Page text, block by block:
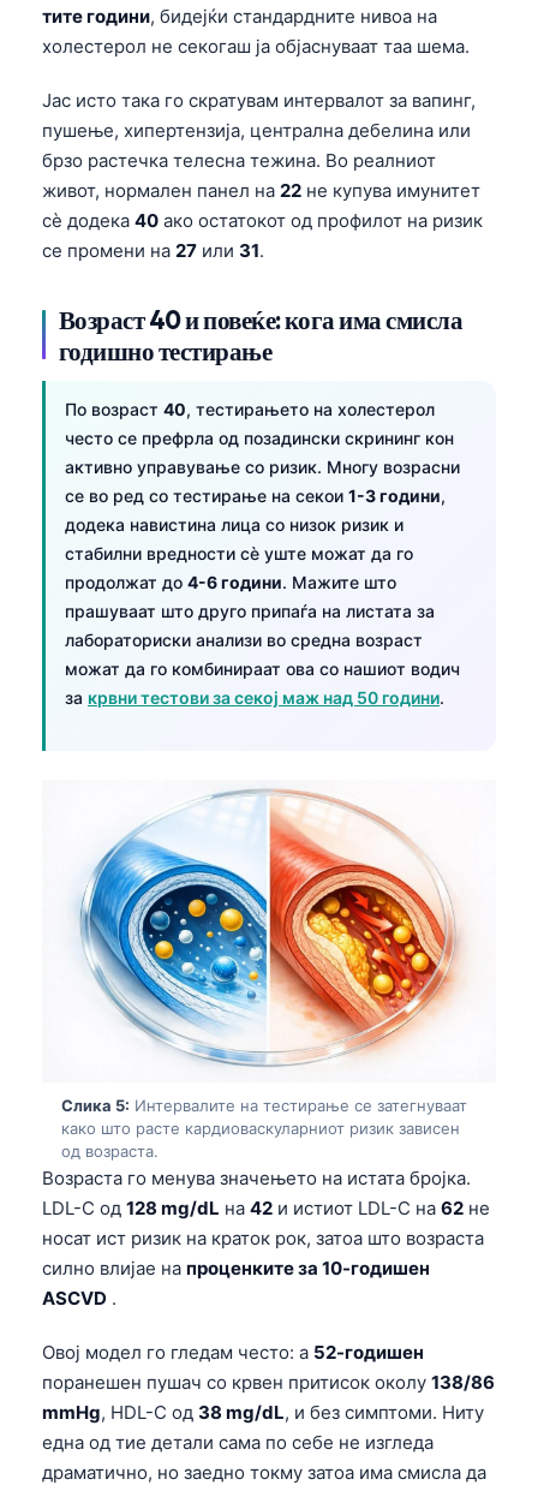
тите години, бидејќи стандардните нивоа на
холестерол не секогаш ја објаснуваат таа шема.
Јас исто така го скратувам интервалот за вапинг,
пушење, хипертензија, централна дебелина или
брзо растечка телесна тежина. Во реалниот
живот, нормален панел на 22 не купува имунитет
сè додека 40 ако остатокот од профилот на ризик
се промени на 27 или 31.
Возраст 40 и повеќе: кога има смисла
годишно тестирање
По возраст 40, тестирањето на холестерол
често се префрла од позадински скрининг кон
активно управување со ризик. Многу возрасни
се во ред со тестирање на секои 1-3 години,
додека навистина лица со низок ризик и
стабилни вредности сè уште можат да го
продолжат до 4-6 години. Мажите што
прашуваат што друго припаѓа на листата за
лабораториски анализи во средна возраст
можат да го комбинираат ова со нашиот водич
за крвни тестови за секој маж над 50 години.
Слика 5: Интервалите на тестирање се затегнуваат
како што расте кардиоваскуларниот ризик зависен
од возраста.
Возраста го менува значењето на истата бројка.
LDL-C од 128 mg/dL на 42 и истиот LDL-C на 62 не
носат ист ризик на краток рок, затоа што возраста
силно влијае на проценките за 10-годишен
ASCVD .
Овој модел го гледам често: а 52-годишен
поранешен пушач со крвен притисок околу 138/86
mmHg, HDL-C од 38 mg/dL, и без симптоми. Ниту
една од тие детали сама по себе не изгледа
драматично, но заедно токму затоа има смисла да
Монгол
ພາສາລາວ
Basa Jawa
ئۇيغۇرچە
Кыргызча
Татар теле
Беларуская мова
Esperanto
Frysk
Ślōnskŏ gŏdka
Norsk bokmål